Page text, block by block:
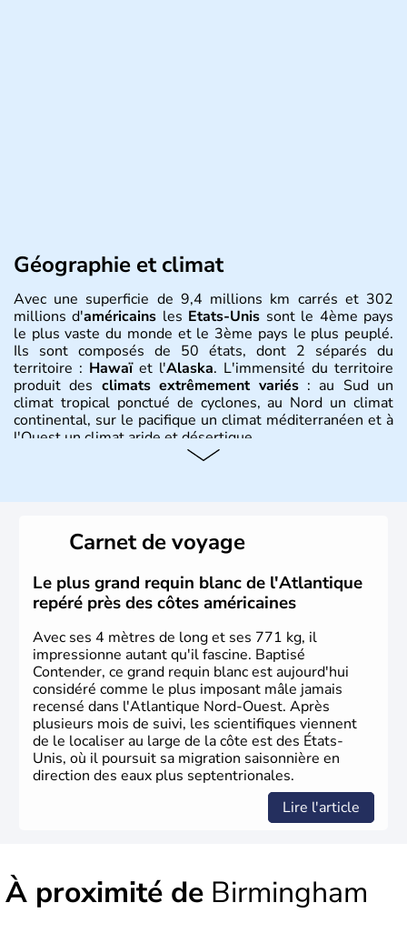
Géographie et climat
Avec une superficie de 9,4 millions km carrés et 302
millions d'américains les Etats-Unis sont le 4ème pays
le plus vaste du monde et le 3ème pays le plus peuplé.
Ils sont composés de 50 états, dont 2 séparés du
territoire : Hawaïet l'Alaska. L'immensité du territoire
produit des climats extrêmement variés: au Sud un
climat tropical ponctué de cyclones, au Nord un climat
continental, sur le pacifique un climat méditerranéen et à
l'Ouest un climat aride et désertique.
Plusieurs populations se sont succédées avant l'arrivée
des européens, suite à la découverte du continent par
Christophe Colomb en 1492. Les 13 colonies
britanniques proclament la Déclaration d'indépendance
en 1776 et adoptent leur première constitution en 1787.
La conquête de l'Ouest marque ensuite l'entrée dans une
phase de développement intense.
Carnet de voyage
Le plus grand requin blanc de l'Atlantique
repéré près des côtes américaines
Avec ses 4 mètres de long et ses 771 kg, il
impressionne autant qu'il fascine. Baptisé
Contender, ce grand requin blanc est aujourd'hui
considéré comme le plus imposant mâle jamais
recensé dans l'Atlantique Nord-Ouest. Après
plusieurs mois de suivi, les scientifiques viennent
de le localiser au large de la côte est des États-
Unis, où il poursuit sa migration saisonnière en
direction des eaux plus septentrionales.
Lire l'article
À proximité de Birmingham